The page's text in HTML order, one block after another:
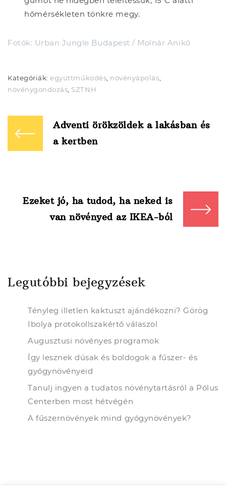
hőmérsékleten tönkre megy.
Fotók: Urban Jungle Budapest / Molnár Anikó
Kategóriák:együttműködés, növényápolás,
növénygondozás, SZTNH
navigációAdventi örökzöldek a lakásban és
a kertben
Ezeket jó, ha tudod, ha neked is
van növényed az IKEA-ból
Legutóbbi bejegyzések
Tényleg illetlen kaktuszt ajándékozni? Görög
Ibolya protokollszakértő válaszol
Augusztusi növényes programok
Így lesznek dúsak és boldogok a fűszer- és
gyógynövényeid
Tanulj ingyen a tudatos növénytartásról a Pólus
Centerben most hétvégén
A fűszernövények mind gyógynövények?